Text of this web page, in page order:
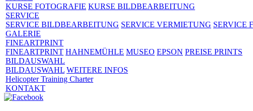
KURSE FOTOGRAFIE KURSE BILDBEARBEITUNG
SERVICE
SERVICE BILDBEARBEITUNG SERVICE VERMIETUNG SERVICE
GALERIE
FINEARTPRINT
FINEARTPRINT HAHNEMÜHLE MUSEO EPSON PREISE PRINTS
BILDAUSWAHL
BILDAUSWAHL WEITERE INFOS
Helicopter Training Charter
KONTAKT